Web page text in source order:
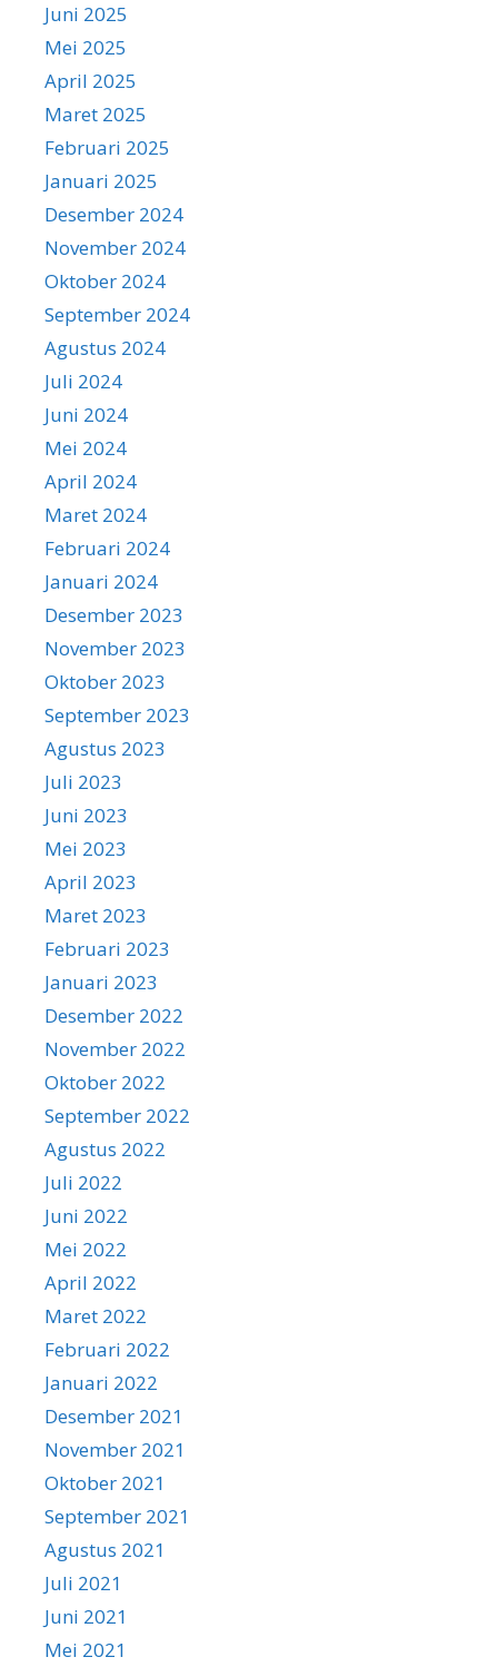
Juni 2025
Mei 2025
April 2025
Maret 2025
Februari 2025
Januari 2025
Desember 2024
November 2024
Oktober 2024
September 2024
Agustus 2024
Juli 2024
Juni 2024
Mei 2024
April 2024
Maret 2024
Februari 2024
Januari 2024
Desember 2023
November 2023
Oktober 2023
September 2023
Agustus 2023
Juli 2023
Juni 2023
Mei 2023
April 2023
Maret 2023
Februari 2023
Januari 2023
Desember 2022
November 2022
Oktober 2022
September 2022
Agustus 2022
Juli 2022
Juni 2022
Mei 2022
April 2022
Maret 2022
Februari 2022
Januari 2022
Desember 2021
November 2021
Oktober 2021
September 2021
Agustus 2021
Juli 2021
Juni 2021
Mei 2021